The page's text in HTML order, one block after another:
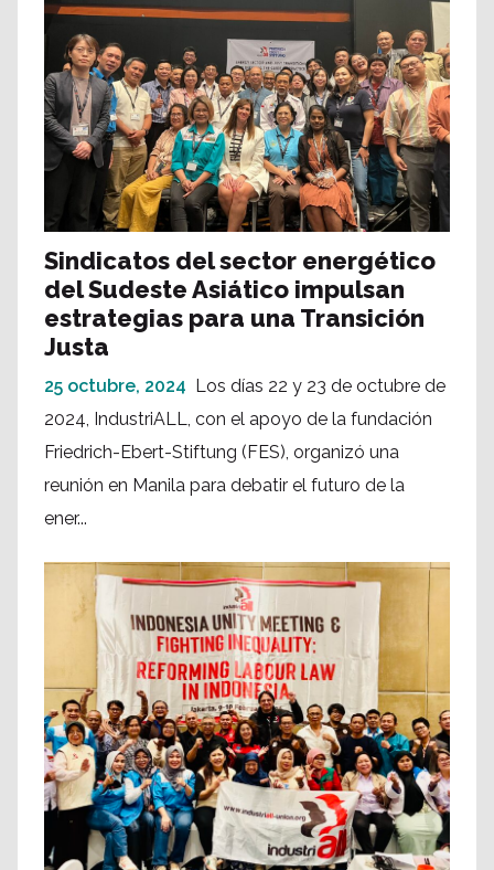
Sindicatos del sector energético
del Sudeste Asiático impulsan
estrategias para una Transición
Justa
25 octubre, 2024 Los días 22 y 23 de octubre de
2024, IndustriALL, con el apoyo de la fundación
Friedrich-Ebert-Stiftung (FES), organizó una
reunión en Manila para debatir el futuro de la
ener...